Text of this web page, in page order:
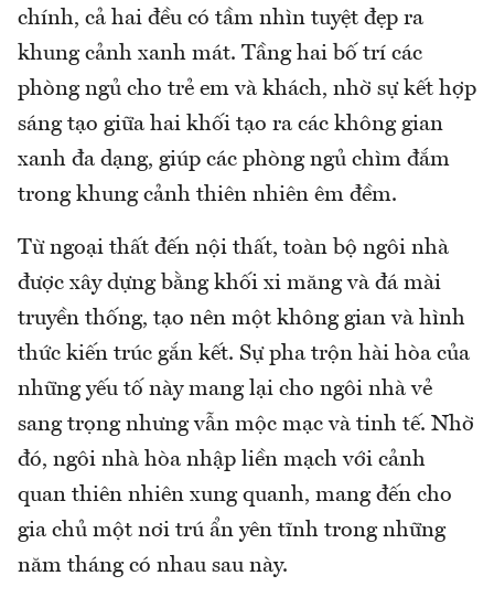
chính, cả hai đều có tầm nhìn tuyệt đẹp ra
khung cảnh xanh mát. Tầng hai bố trí các
phòng ngủ cho trẻ em và khách, nhờ sự kết hợp
sáng tạo giữa hai khối tạo ra các không gian
xanh đa dạng, giúp các phòng ngủ chìm đắm
trong khung cảnh thiên nhiên êm đềm.
Từ ngoại thất đến nội thất, toàn bộ ngôi nhà
được xây dựng bằng khối xi măng và đá mài
truyền thống, tạo nên một không gian và hình
thức kiến ​​trúc gắn kết. Sự pha trộn hài hòa của
những yếu tố này mang lại cho ngôi nhà vẻ
sang trọng nhưng vẫn mộc mạc và tinh tế. Nhờ
đó, ngôi nhà hòa nhập liền mạch với cảnh
quan thiên nhiên xung quanh, mang đến cho
gia chủ một nơi trú ẩn yên tĩnh trong những
năm tháng có nhau sau này.